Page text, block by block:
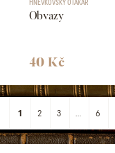
HNĚVKOVSKÝ OTAKAR
Obvazy
40 Kč
1 2 3 6